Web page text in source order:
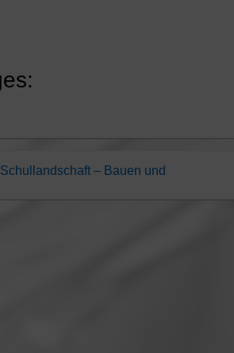
– Bauen und